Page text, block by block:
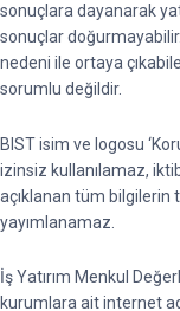
sonuçlara dayanarak
sonuçlar
nedeni ile ortaya
sorumlu değildir.
BIST isim ve logosu
izinsiz kullanılamaz,
açıklanan tüm bilgilerin
yayımlanamaz.
İş Yatırım Menkul
kurumlara ait internet